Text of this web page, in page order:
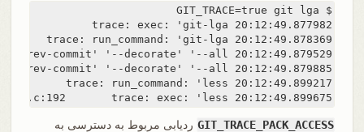
$ GIT_TRACE=true git lga
20:12:49.899675 run-command.c:192       trace: exec: 'less'
GIT_TRACE_PACK_ACCESS ردیابی مربوط به دسترسی به